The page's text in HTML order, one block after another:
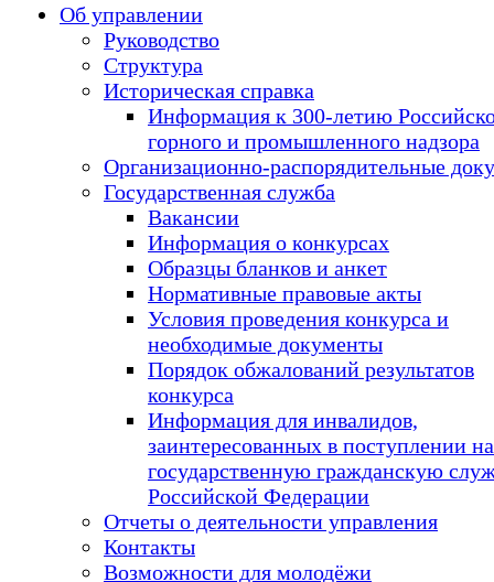
Об управлении
Руководство
Структура
Историческая справка
Информация к 300-летию
горного и промышленного надзора
Организационно-распорядительные
Государственная служба
Вакансии
Информация о конкурсах
Образцы бланков и анкет
Нормативные правовые акты
Условия проведения конкурса и
необходимые документы
Порядок обжалований результатов
конкурса
Информация для инвалидов,
заинтересованных в поступлении на
государственную гражданскую
Российской Федерации
Отчеты о деятельности управления
Контакты
Возможности для молодёжи